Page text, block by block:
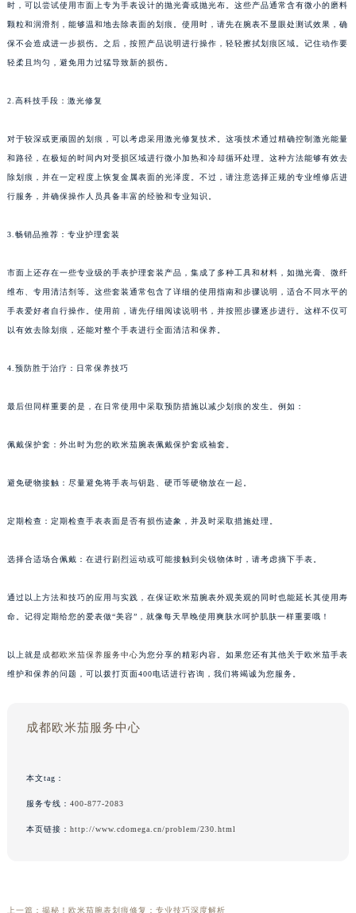
时，可以尝试使用市面上专为手表设计的抛光膏或抛光布。这些产品通常含有微小的磨料
颗粒和润滑剂，能够温和地去除表面的划痕。使用时，请先在腕表不显眼处测试效果，确
保不会造成进一步损伤。之后，按照产品说明进行操作，轻轻擦拭划痕区域。记住动作要
轻柔且均匀，避免用力过猛导致新的损伤。
2.高科技手段：激光修复
对于较深或更顽固的划痕，可以考虑采用激光修复技术。这项技术通过精确控制激光能量
和路径，在极短的时间内对受损区域进行微小加热和冷却循环处理。这种方法能够有效去
除划痕，并在一定程度上恢复金属表面的光泽度。不过，请注意选择正规的专业维修店进
行服务，并确保操作人员具备丰富的经验和专业知识。
3.畅销品推荐：专业护理套装
市面上还存在一些专业级的手表护理套装产品，集成了多种工具和材料，如抛光膏、微纤
维布、专用清洁剂等。这些套装通常包含了详细的使用指南和步骤说明，适合不同水平的
手表爱好者自行操作。使用前，请先仔细阅读说明书，并按照步骤逐步进行。这样不仅可
以有效去除划痕，还能对整个手表进行全面清洁和保养。
4.预防胜于治疗：日常保养技巧
最后但同样重要的是，在日常使用中采取预防措施以减少划痕的发生。例如：
佩戴保护套：外出时为您的欧米茄腕表佩戴保护套或袖套。
避免硬物接触：尽量避免将手表与钥匙、硬币等硬物放在一起。
定期检查：定期检查手表表面是否有损伤迹象，并及时采取措施处理。
选择合适场合佩戴：在进行剧烈运动或可能接触到尖锐物体时，请考虑摘下手表。
通过以上方法和技巧的应用与实践，在保证欧米茄腕表外观美观的同时也能延长其使用寿
命。记得定期给您的爱表做“美容”，就像每天早晚使用爽肤水呵护肌肤一样重要哦！
以上就是 成都欧米茄保养服务中心为您分享的精彩内容。如果您还有其他关于欧米茄手表
维护和保养的问题，可以拨打页面400电话进行咨询，我们将竭诚为您服务。
成都欧米茄服务中心
本文tag：
服务专线： 400-877-2083
本页链接： http://www.cdomega.cn/problem/230.html
上一篇： 揭秘！欧米茄腕表划痕修复：专业技巧深度解析